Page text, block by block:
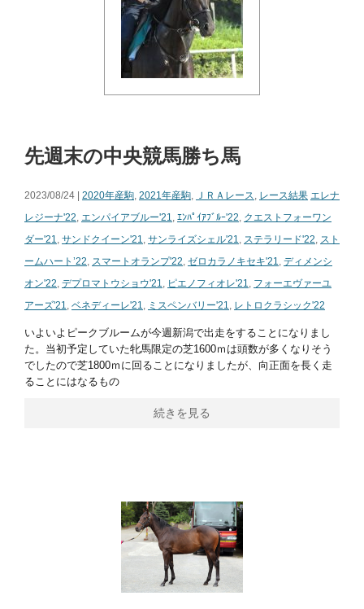
先週末の中央競馬勝ち馬
2023/08/24 | 2020年産駒 2021年産駒 ＪＲＡレース レース結果 エレナ
レジーナ'22 エンパイアブルー'21 ｴﾝﾊﾟｲｱﾌﾞﾙｰ'22 クエストフォーワン
ダー'21
サンドクイーン'21 サンライズシェル'21 ステラリード'22
スト
ームハート’22
スマートオランプ'22 ゼロカラノキセキ'21
ディメンシ
オン'22 デプロマトウショウ'21 ピエノフィオレ'21
フォーエヴァーユ
アーズ'21
ベネディーレ'21 ミスペンバリー'21 レトロクラシック'22
いよいよピークブルームが今週新潟で出走をすることになりまし
た。当初予定していた牝馬限定の芝1600ｍは頭数が多くなりそう
でしたので芝1800ｍに回ることになりましたが、向正面を長く走
ることにはなるもの
続きを見る